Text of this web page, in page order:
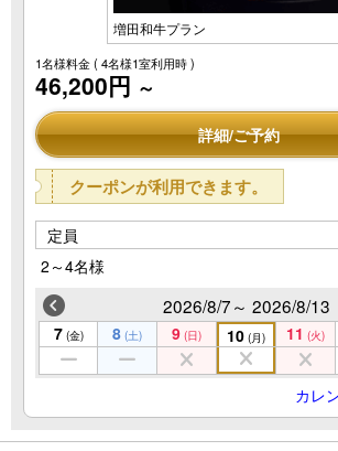
増田和牛プラン
1名様料金( 4名様1室利用時 )
46,200円 ～
詳細/ご予約
クーポンが利用できます。
定員
2～4名様
2026/8/7～ 2026/8/13
7 (金) 8 (土) 9 (日) 10 (月) 11 (火)
カレ